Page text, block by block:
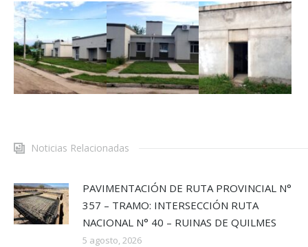
Noticias Relacionadas
PAVIMENTACIÓN DE RUTA PROVINCIAL N°
357 – TRAMO: INTERSECCIÓN RUTA
NACIONAL N° 40 – RUINAS DE QUILMES
5 agosto, 2026